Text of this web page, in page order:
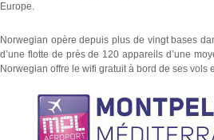
Europe.
Norwegian opère depuis plus de vingt bases
d’une flotte de près de 120 appareils d’une
Norwegian offre le wifi gratuit à bord de ses vols